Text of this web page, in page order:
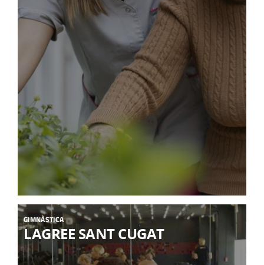
GIMNÀSTICA
LAGREE SANT CUGAT